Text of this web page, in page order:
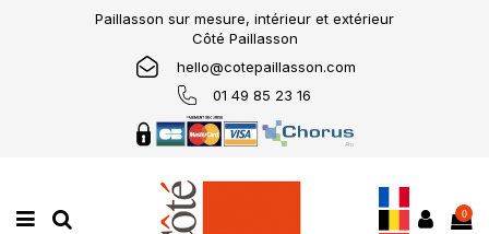
Paillasson sur mesure, intérieur et extérieur
Côté Paillasson
hello@cotepaillasson.com
01 49 85 23 16
0